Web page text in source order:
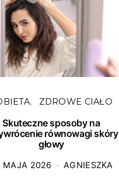
ZDROWE CIAŁO
Skuteczne sposoby na
równowagi skóry
głowy
MAJA 2026 AGNIESZKA